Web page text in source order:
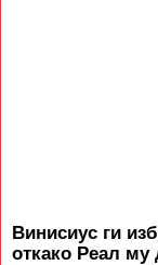
Винисиус ги
откако Реал му